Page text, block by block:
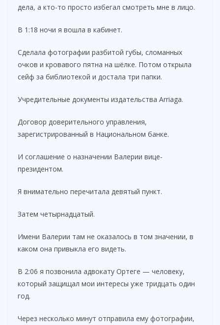
дела, а кто-то просто избегал смотреть мне в лицо.
В 1:18 ночи я вошла в кабинет.
Сделала фотографии разбитой губы, сломанных
очков и кровавого пятна на шёлке. Потом открыла
сейф за библиотекой и достала три папки.
Учредительные документы издательства Arriaga.
Договор доверительного управления,
зарегистрированный в Национальном банке.
И соглашение о назначении Валерии вице-
президентом.
Я внимательно перечитала девятый пункт.
Затем четырнадцатый.
Имени Валерии там не оказалось в том значении, в
каком она привыкла его видеть.
В 2:06 я позвонила адвокату Ортеге — человеку,
который защищал мои интересы уже тридцать один
год.
Через несколько минут отправила ему фотографии,